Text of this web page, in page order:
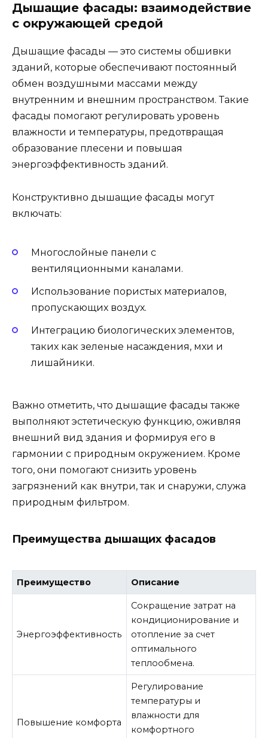
Дышащие фасады: взаимодействие
с окружающей средой
Дышащие фасады — это системы обшивки
зданий, которые обеспечивают постоянный
обмен воздушными массами между
внутренним и внешним пространством. Такие
фасады помогают регулировать уровень
влажности и температуры, предотвращая
образование плесени и повышая
энергоэффективность зданий.
Конструктивно дышащие фасады могут
включать:
Многослойные панели с
вентиляционными каналами.
Использование пористых материалов,
пропускающих воздух.
Интеграцию биологических элементов,
таких как зеленые насаждения, мхи и
лишайники.
Важно отметить, что дышащие фасады также
выполняют эстетическую функцию, оживляя
внешний вид здания и формируя его в
гармонии с природным окружением. Кроме
того, они помогают снизить уровень
загрязнений как внутри, так и снаружи, служа
природным фильтром.
Преимущества дышащих фасадов
Преимущество Описание
Энергоэффективность
Сокращение затрат на
кондиционирование и
отопление за счет
оптимального
теплообмена.
Повышение комфорта
Регулирование
температуры и
влажности для
комфортного